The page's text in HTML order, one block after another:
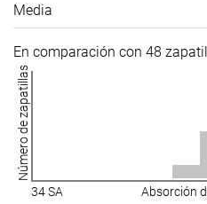
Media
En comparación con 48
Número de zapatillas
34 SA Absorción